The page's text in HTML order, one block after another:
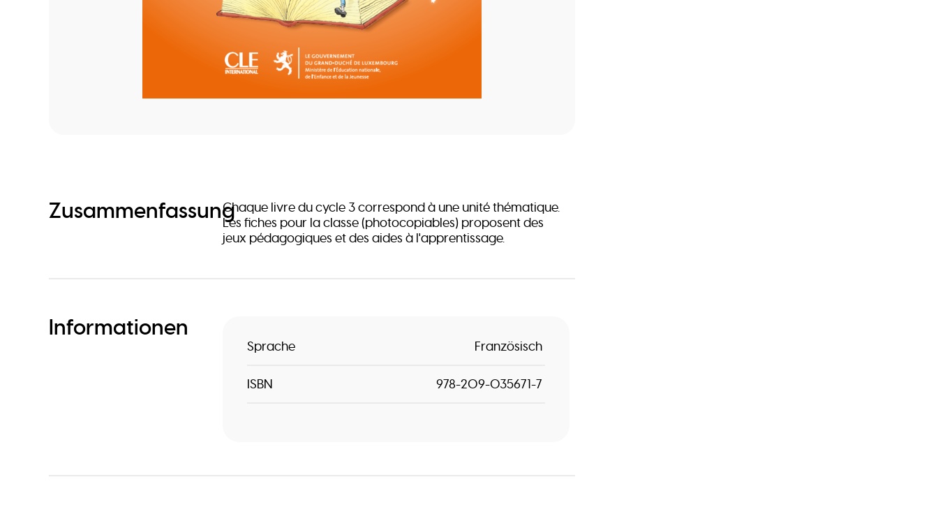
ZusammenfassungChaque livre du cycle 3 correspond à une unité thématique.
Les fiches pour la classe (photocopiables) proposent des
jeux pédagogiques et des aides à l'apprentissage.
Informationen
Sprache Französisch
ISBN 978-209-035671-7